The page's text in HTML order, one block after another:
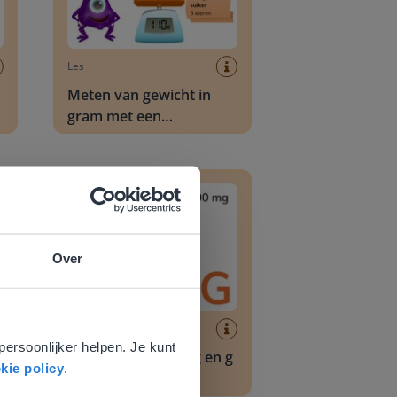
Over
helpen. Je kunt
policy.
Les
Meten van gewicht in
gram met een
weegschaal
Omrekenen van mg en g
Omrekenen van mg en g